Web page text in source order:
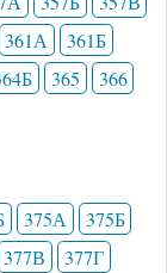
361А
361Б
365
366
375А
375Б
377В
377Г